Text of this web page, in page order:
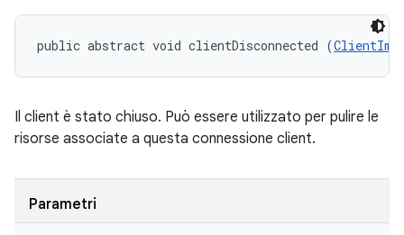
public abstract void clientDisconnected (
Il client è stato chiuso. Può essere utilizzato per pulire le
risorse associate a questa connessione client.
Parametri